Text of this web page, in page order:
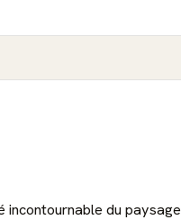
incontournable du paysage